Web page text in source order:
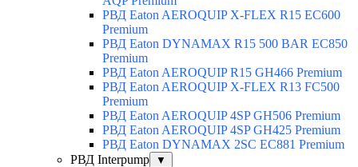
РВД Eaton AEROQUIP X-FLEX R15 EC600
Premium
РВД Eaton DYNAMAX R15 500 BAR EC850
Premium
РВД Eaton AEROQUIP R15 GH466 Premium
РВД Eaton AEROQUIP X-FLEX R13 FC500
Premium
РВД Eaton AEROQUIP 4SP GH506 Premium
РВД Eaton AEROQUIP 4SP GH425 Premium
РВД Eaton DYNAMAX 2SC EC881 Premium
РВД Interpump
▼